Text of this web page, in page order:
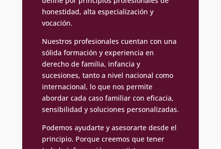
honestidad, alta especialización y
vocación.
Nuestros profesionales cuentan con una
sólida formación y experiencia en
derecho de familia, infancia y
sucesiones, tanto a nivel nacional como
internacional, lo que nos permite
abordar cada caso familiar con eficacia,
sensibilidad y soluciones personalizadas.
Podemos ayudarte y asesorarte desde el
principio. Porque creemos que tener